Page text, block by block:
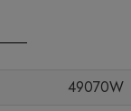
49070W